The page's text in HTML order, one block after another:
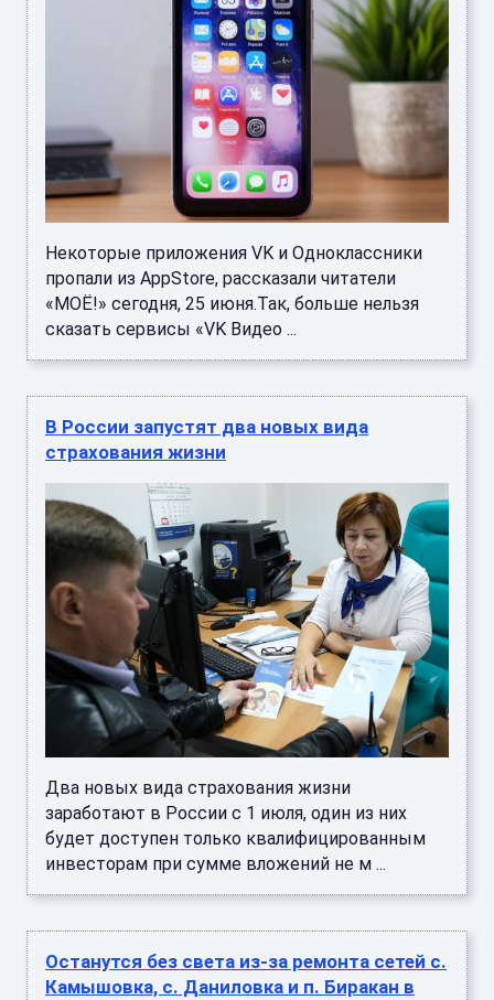
Некоторые приложения VK и Одноклассники
пропали из AppStore, рассказали читатели
«МОЁ!» сегодня, 25 июня.Так, больше нельзя
сказать сервисы «VK Видео ...
В России запустят два новых вида
страхования жизни
Два новых вида страхования жизни
заработают в России с 1 июля, один из них
будет доступен только квалифицированным
инвесторам при сумме вложений не м ...
Останутся без света из-за ремонта сетей с.
Камышовка, с. Даниловка и п. Биракан в